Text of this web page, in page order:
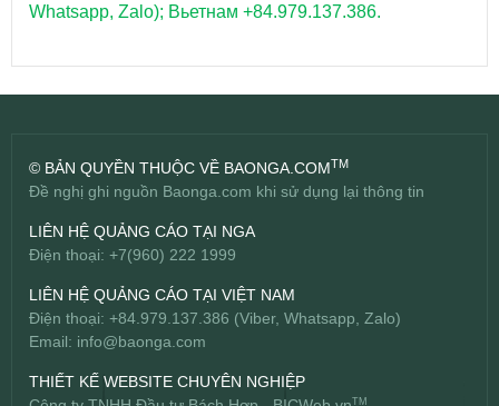
Whatsapp, Zalo); Вьетнам +84.979.137.386.
© BẢN QUYỀN THUỘC VỀ BAONGA.COMTM
Đề nghị ghi nguồn Baonga.com khi sử dụng lại thông tin
LIÊN HỆ QUẢNG CÁO TẠI NGA
Điện thoại: +7(960) 222 1999
LIÊN HỆ QUẢNG CÁO TẠI VIỆT NAM
Điện thoại: +84.979.137.386 (Viber, Whatsapp, Zalo)
Email: info@baonga.com
THIẾT KẾ WEBSITE CHUYÊN NGHIỆP
TM